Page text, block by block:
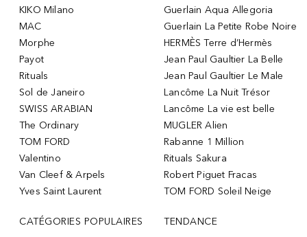
KIKO Milano
MAC
Morphe
Payot
Rituals
Sol de Janeiro
SWISS ARABIAN
The Ordinary
TOM FORD
Valentino
Van Cleef & Arpels
Yves Saint Laurent
Guerlain Aqua Allegoria
Guerlain La Petite Robe Noire
HERMÈS Terre d’Hermès
Jean Paul Gaultier La Belle
Jean Paul Gaultier Le Male
Lancôme La Nuit Trésor
Lancôme La vie est belle
MUGLER Alien
Rabanne 1 Million
Rituals Sakura
Robert Piguet Fracas
TOM FORD Soleil Neige
CATÉGORIES POPULAIRES TENDANCE